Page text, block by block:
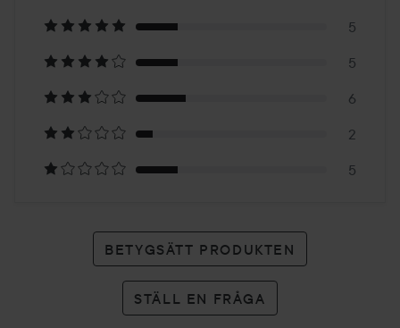
på
23
betyg
5
5
6
2
5
BETYGSÄTT PRODUKTEN
STÄLL EN FRÅGA